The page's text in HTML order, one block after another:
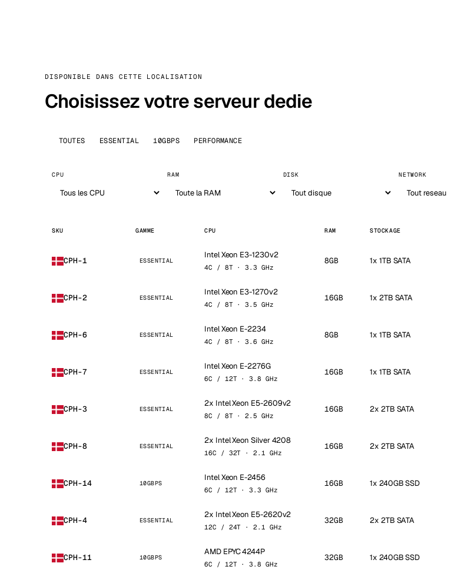
DISPONIBLE DANS CETTE LOCALISATION
Choisissez votre serveur dedie
TOUTES ESSENTIAL 10GBPS PERFORMANCE
CPU RAM DISK NETWORK
SKU GAMME CPU RAM STOCKAGE
CPH-1 ESSENTIAL
Intel Xeon E3-1230v2
4C / 8T · 3.3 GHz
8GB 1x 1TB SATA
CPH-2 ESSENTIAL
Intel Xeon E3-1270v2
4C / 8T · 3.5 GHz
16GB 1x 2TB SATA
CPH-6 ESSENTIAL
Intel Xeon E-2234
4C / 8T · 3.6 GHz
8GB 1x 1TB SATA
CPH-7 ESSENTIAL
Intel Xeon E-2276G
6C / 12T · 3.8 GHz
16GB 1x 1TB SATA
CPH-3 ESSENTIAL
2x Intel Xeon E5-2609v2
8C / 8T · 2.5 GHz
16GB 2x 2TB SATA
CPH-8 ESSENTIAL
2x Intel Xeon Silver 4208
16C / 32T · 2.1 GHz
16GB 2x 2TB SATA
CPH-14 10GBPS
Intel Xeon E-2456
6C / 12T · 3.3 GHz
16GB 1x 240GB SSD
CPH-4 ESSENTIAL
2x Intel Xeon E5-2620v2
12C / 24T · 2.1 GHz
32GB 2x 2TB SATA
CPH-11 10GBPS
AMD EPYC 4244P
6C / 12T · 3.8 GHz
32GB 1x 240GB SSD